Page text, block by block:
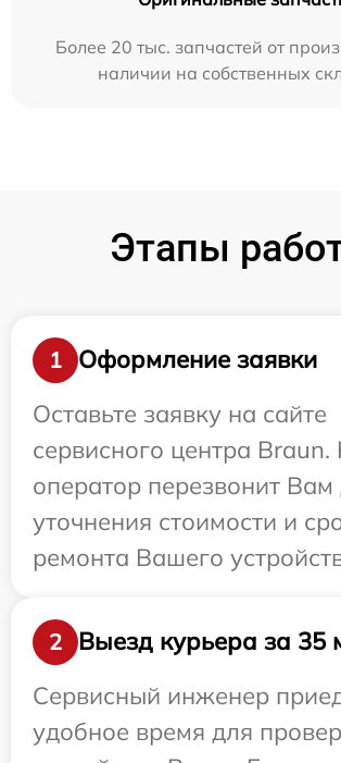
Более 20 тыс. запчастей от
наличии на собственных
Этапы
1
Оформление заявки
Оставьте заявку на сайте
сервисного центра
оператор перезвонит Вам
уточнения стоимости и
ремонта Вашего
2
Выезд курьера за 35
Сервисный инженер
удобное время для